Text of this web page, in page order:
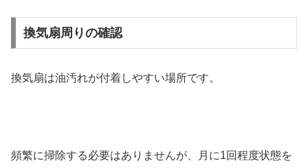
換気扇周りの確認
換気扇は油汚れが付着しやすい場所です。
頻繁に掃除する必要はありませんが、月に1回程度状態を